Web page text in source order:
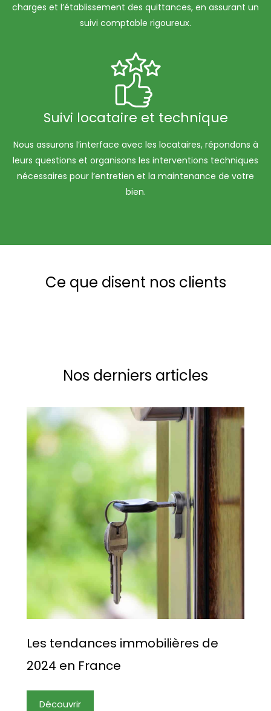
charges et l’établissement des quittances, en assurant un
suivi comptable rigoureux.
Suivi locataire et technique
Nous assurons l’interface avec les locataires, répondons à
leurs questions et organisons les interventions techniques
nécessaires pour l’entretien et la maintenance de votre
bien.
Ce que disent nos clients
Nos derniers articles
Les tendances immobilières de
2024 en France
Découvrir